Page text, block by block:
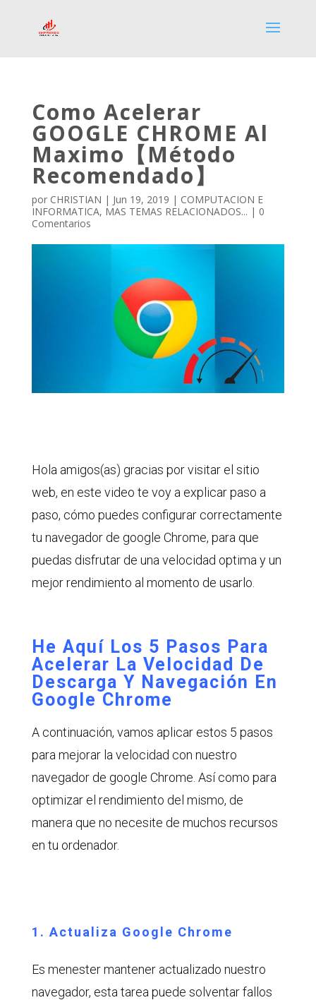
Como Acelerar
GOOGLE CHROME Al
Maximo【Método
Recomendado】
por CHRISTIAN | Jun 19, 2019 | COMPUTACION E
INFORMATICA, MAS TEMAS RELACIONADOS... | 0
Comentarios
Hola amigos(as) gracias por visitar el sitio
web, en este video te voy a explicar paso a
paso, cómo puedes configurar correctamente
tu navegador de google Chrome, para que
puedas disfrutar de una velocidad optima y un
mejor rendimiento al momento de usarlo.
He Aquí Los 5 Pasos Para
Acelerar La Velocidad De
Descarga Y Navegación En
Google Chrome
A continuación, vamos aplicar estos 5 pasos
para mejorar la velocidad con nuestro
navegador de google Chrome. Así como para
optimizar el rendimiento del mismo, de
manera que no necesite de muchos recursos
en tu ordenador.
1. Actualiza Google Chrome
Es menester mantener actualizado nuestro
navegador, esta tarea puede solventar fallos